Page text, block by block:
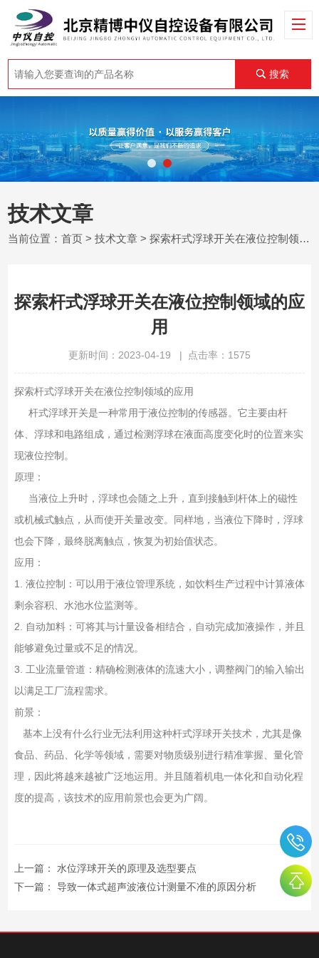
搜索
技术文章
当前位置：首页 >技术文章 > 探索杆式浮球开关在液位控制领域的应用
探索杆式浮球开关在液位控制领域的应
用
更新时间：2023-04-19 | 点击率：1575
探索杆式浮球开关在液位控制领域的应用
杆式浮球开关是一种常用于液位控制的传感器。它主要由杆
体、浮球和电路组成，通过检测浮球在液面高度变化时的位置来实
现液位控制。
原理：
当液位上升时，浮球也会随之上升，直到接触到杆体上的磁性
或机械式触点，从而使开关量改变。同样地，当液位下降时，浮球
也会下降，最终脱离触点，恢复为初始值状态。
应用：
1. 液位控制：可以用于液位管理系统，如饮料生产过程中计算液体
剩余容积、水池水位监测等。
2. 自动加料：可将其与计量设备相结合，自动完成加液操作，并且
能够避免过量或不足的情况。
3. 工业流量管道：精确检测液体的流速大小，调整阀门的输入输出
以满足工厂流程需求。
前景：
基本上没有什么行业无法利用这种杆式浮球开关技术，尤其是像
食品、药品、化学等领域，需要对物质级别进行精准掌握、量化管
理，因此将越来越被广泛地运用。并且随着机电一体化和自动化程
度的提高，该技术的应用前景也会更为广阔。
上一篇： 水位浮球开关的原理及选型要点
下一篇： 导致一体式超声波液位计测量不准的原因分析